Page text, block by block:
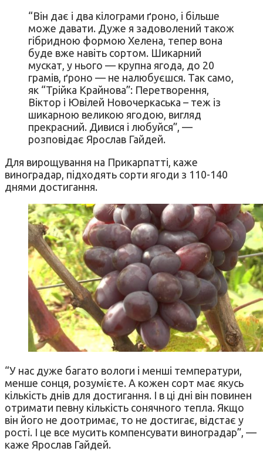
“Він дає і два кілограми ґроно, і більше
може давати. Дуже я задоволений також
гібридною формою Хелена, тепер вона
буде вже навіть сортом. Шикарний
мускат, у нього — крупна ягода, до 20
грамів, ґроно — не налюбуєшся. Так само,
як “Трійка Крайнова”: Перетворення,
Віктор і Ювілей Новочеркаська – теж із
шикарною великою ягодою, вигляд
прекрасний. Дивися і любуйся”, —
розповідає Ярослав Гайдей.
Для вирощування на Прикарпатті, каже
виноградар, підходять сорти ягоди з 110-140
днями достигання.
“У нас дуже багато вологи і менші температури,
менше сонця, розумієте. А кожен сорт має якусь
кількість днів для достигання. І в ці дні він повинен
отримати певну кількість сонячного тепла. Якщо
він його не доотримає, то не достигає, відстає у
рості. І це все мусить компенсувати виноградар”, —
каже Ярослав Гайдей.